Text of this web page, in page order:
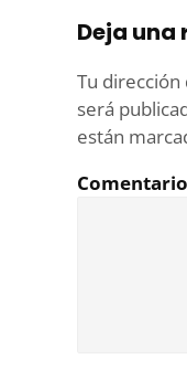
Deja una
Tu
será
están
Comentario